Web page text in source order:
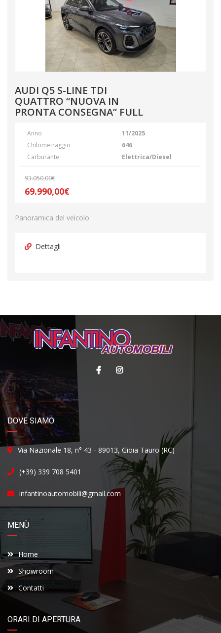
AUDI Q5 S-LINE TDI
QUATTRO “NUOVA IN
PRONTA CONSEGNA” FULL
Anno
11/2025
Chilometraggio
646
Carburante
Elettrica/Diesel
93.050,00€
69.990,00€
Panoramica del veicolo
Dettagli
DOVE SIAMO
Via Nazionale 18, n° 43 - 89013, Gioia Tauro (RC)
(+39) 339 708 5401
infantinoautomobili@gmail.com
MENÙ
Home
Showroom
Contatti
ORARI DI APERTURA